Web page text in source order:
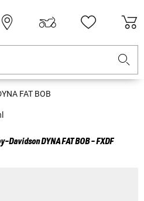
FAT BOB
DavidsonDYNA FAT BOB - FXDF